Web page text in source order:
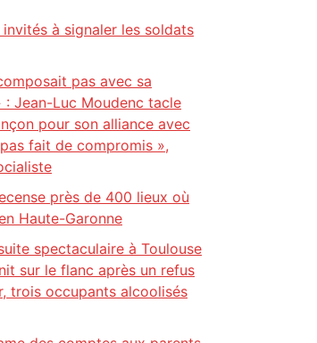
à signaler les soldats
pas avec sa
: Jean-Luc Moudenc tacle
pour son alliance avec
pas fait de compromis »,
près de 400 lieux où
Haute-Garonne
spectaculaire à Toulouse
sur le flanc après un refus
trois occupants alcoolisés